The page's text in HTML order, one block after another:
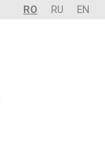
RO RU EN